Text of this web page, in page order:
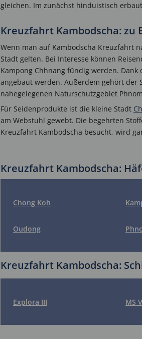
gleichen. Im zunächst hinduistisch
Kreuzfahrt Kambodscha: zu
Wenn man auf Kambodscha Kreuzfahrt
Stadt gelten. Bei Interesse können
Kampong Chhnang fündig werden.
angebaut werden. Außerdem gehört der
nahegelegenen Naturschutzgebiet
Für Seidenprodukte ist die kleine Stadt
am Webstuhl gewebt. Die begehrten
Kreuzfahrt Kambodscha besucht, wird
Kreuzfahrt Kambodscha:
Chong Koh
Oudong
Kreuzfahrt Kambodscha:
Explora III MS